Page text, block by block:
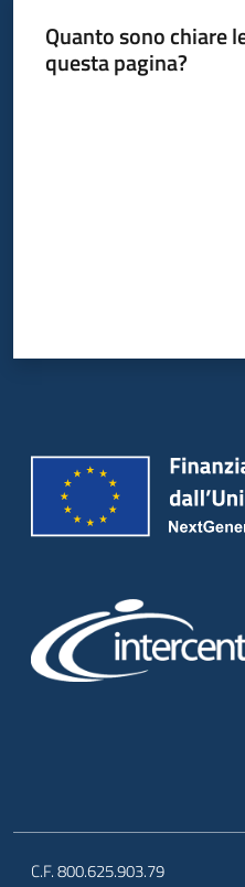
Quanto sono chiare
questa pagina?
C.F. 800.625.903.79